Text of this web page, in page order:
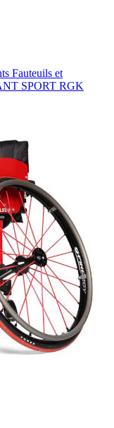
Fauteuils et
SPORT RGK